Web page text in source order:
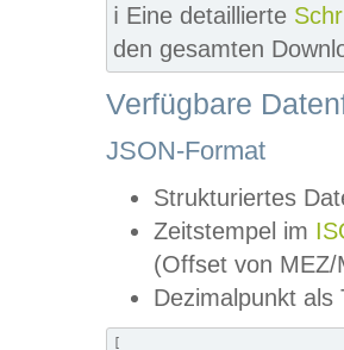
ℹ️ Eine detaillierte
den gesamten
Verfügbare
JSON-Format
Strukturiertes
Zeitstempel im
(Offset von MEZ/
Dezimalpunkt als
[